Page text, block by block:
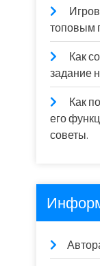
топовым
Как
задание
Как
его
советы.